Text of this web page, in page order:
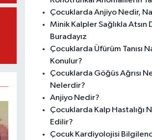
Çocuklarda Anjiyo Nedir,
Minik Kalpler Sağlıkla Atsın
Buradayız
Çocuklarda Üfürüm Tanısı
Konulur?
Çocuklarda Göğüs Ağrısı
Nelerdir?
Anjiyo Nedir?
Çocuklarda Kalp Hastalığı
Edilir?
Çocuk Kardiyolojisi